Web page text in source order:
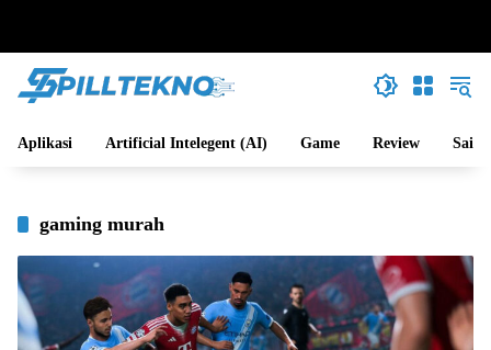
Aplikasi Artificial Intelegent (AI) Game Review Sains
gaming murah